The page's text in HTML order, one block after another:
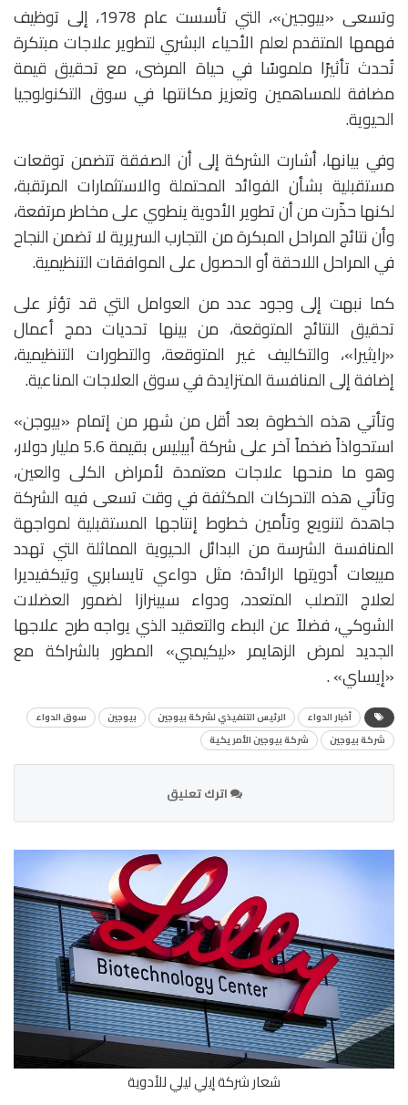
وتسعى «بيوجين»، التي تأسست عام 1978، إلى توظيف
فهمها المتقدم لعلم الأحياء البشري لتطوير علاجات مبتكرة
تُحدث تأثيرًا ملموسًا في حياة المرضى، مع تحقيق قيمة
مضافة للمساهمين وتعزيز مكانتها في سوق التكنولوجيا
الحيوية.
وفي بيانها، أشارت الشركة إلى أن الصفقة تتضمن توقعات
مستقبلية بشأن الفوائد المحتملة والاستثمارات المرتقبة،
لكنها حذّرت من أن تطوير الأدوية ينطوي على مخاطر مرتفعة،
وأن نتائج المراحل المبكرة من التجارب السريرية لا تضمن النجاح
في المراحل اللاحقة أو الحصول على الموافقات التنظيمية.
كما نبهت إلى وجود عدد من العوامل التي قد تؤثر على
تحقيق النتائج المتوقعة، من بينها تحديات دمج أعمال
«رايثيرا»، والتكاليف غير المتوقعة، والتطورات التنظيمية،
إضافة إلى المنافسة المتزايدة في سوق العلاجات المناعية.
وتأتي هذه الخطوة بعد أقل من شهر من إتمام «بيوجن»
استحواذاً ضخماً آخر على شركة أبيليس بقيمة 5.6 مليار دولار،
وهو ما منحها علاجات معتمدة لأمراض الكلى والعين،
وتأتي هذه التحركات المكثفة في وقت تسعى فيه الشركة
جاهدة لتنويع وتأمين خطوط إنتاجها المستقبلية لمواجهة
المنافسة الشرسة من البدائل الحيوية المماثلة التي تهدد
مبيعات أدويتها الرائدة؛ مثل دواءي تايسابري وتيكفيديرا
لعلاج التصلب المتعدد، ودواء سبينرازا لضمور العضلات
الشوكي، فضلاً عن البطء والتعقيد الذي يواجه طرح علاجها
الجديد لمرض الزهايمر «ليكيمبي» المطور بالشراكة مع
«إيساي» .
أخبار الدواء الرئيس التنفيذي لشركة بيوجين بيوجين
سوق الدواء
شركة بيوجين
شركة بيوجين الأمريكية
اترك تعليق
شعار شركة إيلي ليلي للأدوية